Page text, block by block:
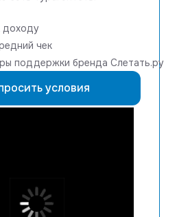
условия
доходу
чек
поддержки бренда Слетать.ру